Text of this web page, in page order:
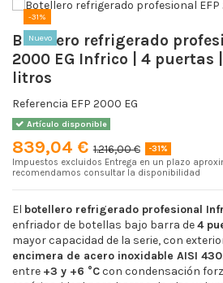
-31%
Nuevo
Botellero refrigerado
2000 EG Infrico | 4 puertas
litros
Referencia EFP 2000 EG
Artículo disponible
839,04 € 1.216,00 €
-31%
Impuestos excluidos Entrega en un plazo
recomendamos consultar la disponibilidad
El botellero refrigerado profesional
enfriador de botellas bajo barra de4
mayor capacidad de la serie, con
encimera de acero inoxidable AISI 430
entre +3 y +6 °C con condensación